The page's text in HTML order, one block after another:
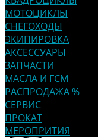
МОТОЦИКЛЫ
СНЕГОХОДЫ
ЭКИПИРОВКА
АКСЕССУАРЫ
ЗАПЧАСТИ
МАСЛА И ГСМ
РАСПРОДАЖА %
СЕРВИС
ПРОКАТ
МЕРОПРИТИЯ